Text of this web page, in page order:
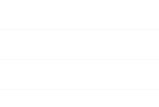
krav til kjemikaliebruk og utslipp,